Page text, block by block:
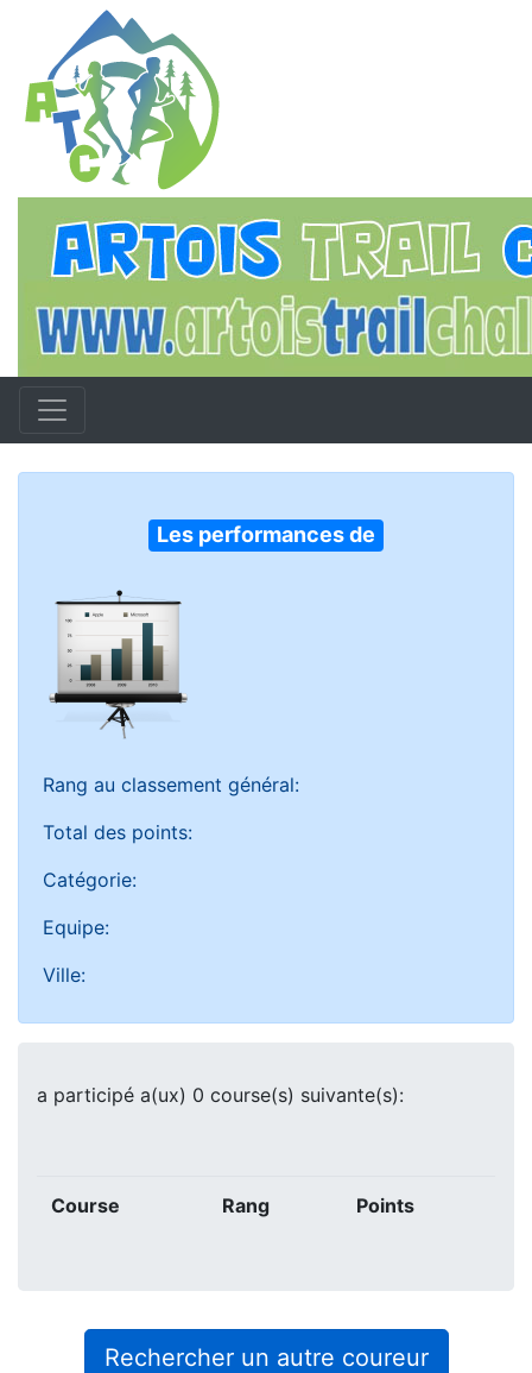
Les performances de
Rang au classement général:
Total des points:
Catégorie:
Equipe:
Ville:
a participé a(ux) 0 course(s) suivante(s):
Course Rang Points
Rechercher un autre coureur